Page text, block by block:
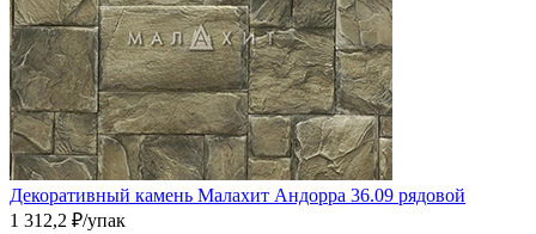
Декоративный камень Малахит Андорра 36.09 рядовой
1 312,2 ₽/упак